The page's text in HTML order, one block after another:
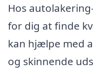
Hos
for dig at finde
kan hjælpe med
og skinnende